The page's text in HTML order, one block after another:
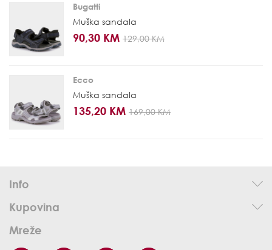
Bugatti
Muška sandala
90,30 KM 129,00 KM
Ecco
Muška sandala
135,20 KM 169,00 KM
Info
Kupovina
Mreže